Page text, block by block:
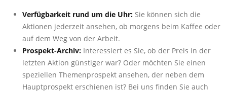
Verfügbarkeit rund um die Uhr: Sie können sich die
Aktionen jederzeit ansehen, ob morgens beim Kaffee oder
auf dem Weg von der Arbeit.
Prospekt-Archiv: Interessiert es Sie, ob der Preis in der
letzten Aktion günstiger war? Oder möchten Sie einen
speziellen Themenprospekt ansehen, der neben dem
Hauptprospekt erschienen ist? Bei uns finden Sie auch